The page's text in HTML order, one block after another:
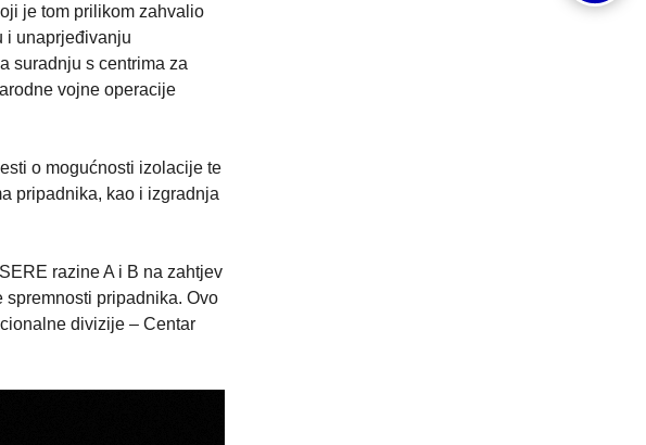
je tom prilikom zahvalio
i unaprjeđivanju
suradnju s centrima za
vojne operacije
o mogućnosti izolacije te
pripadnika, kao i izgradnja
razine A i B na zahtjev
pripadnika. Ovo
divizije – Centar